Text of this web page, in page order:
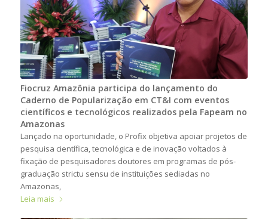
Fiocruz Amazônia participa do lançamento do
Caderno de Popularização em CT&I com eventos
científicos e tecnológicos realizados pela Fapeam no
Amazonas
Lançado na oportunidade, o Profix objetiva apoiar projetos de
pesquisa científica, tecnológica e de inovação voltados à
fixação de pesquisadores doutores em programas de pós-
graduação strictu sensu de instituições sediadas no
Amazonas,
Leia mais